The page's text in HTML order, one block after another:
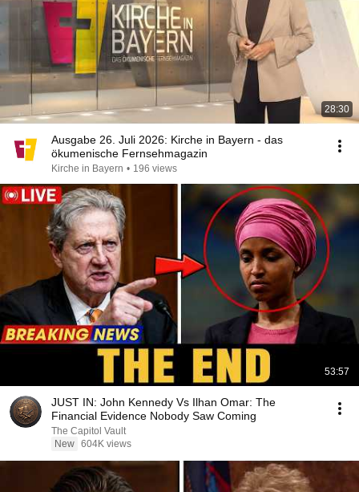
28:30
Ausgabe 26. Juli 2026: Kirche in Bayern - das
ökumenische Fernsehmagazin
Kirche in Bayern • 196 views
53:57
JUST IN: John Kennedy Vs Ilhan Omar: The
Financial Evidence Nobody Saw Coming
The Capitol Vault
New 604K views